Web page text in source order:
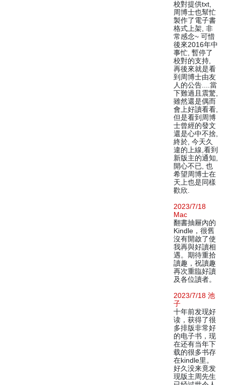
校對提供txt,
周博士也幫忙
製作了電子書
格式上架, 非
常感念~ 可惜
後來2016年中
事忙, 暫停了
校對的支持,
再後來就是看
到周博士由友
人的公告....當
下難過且震驚,
雖然還是偶而
會上好讀看看,
但是看到周博
士曾經的發文
還是心中不捨,
終於, 今天久
違的上線,看到
新版主的通知,
開心不已, 也
希望周博士在
天上也是同樣
歡欣.
2023/7/18
Mac
翻書抽屜內的
Kindle，很舊
沒有開啟了使
我再與好讀相
遇。期待重拾
讀趣，祝讀趣
再次重臨好讀
及各位讀者。
2023/7/18 池
子
十年前发现好
读，获得了很
多排版非常好
的电子书，现
在还有当年下
载的很多书存
在kindle里。
好久没来竟发
现版主周先生